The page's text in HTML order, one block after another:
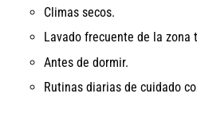
Climas secos.
Lavado frecuente de la zona
Antes de dormir.
Rutinas diarias de cuidado